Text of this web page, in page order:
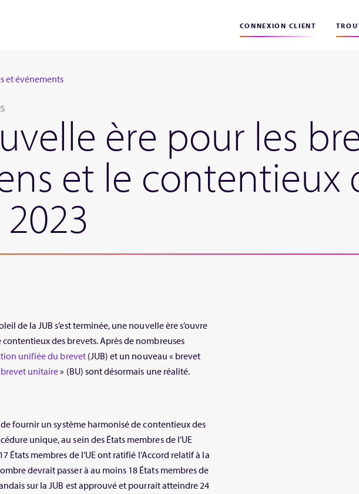
CONNEXION CLIENT
et événements
ère pour les
et le contentieux
de la JUB s’est terminée, une nouvelle ère s’ouvre
des brevets. Après de nombreuses
unifiée du brevet(JUB) et un nouveau « brevet
brevet unitaire» (BU) sont désormais une réalité.
fournir un système harmonisé de contentieux des
unique, au sein des États membres de l’UE
États membres de l’UE ont ratifié l’Accord relatif à la
devrait passer à au moins 18 États membres de
sur la JUB est approuvé et pourrait atteindre 24